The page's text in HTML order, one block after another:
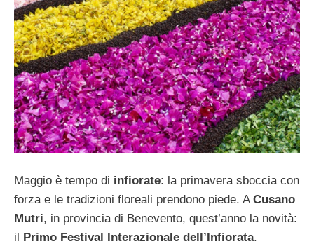
Maggio è tempo di infiorate: la primavera sboccia con
forza e le tradizioni floreali prendono piede. ACusano
Mutri, in provincia di Benevento, quest’anno la novità:
il Primo Festival Interazionale dell’Infiorata.